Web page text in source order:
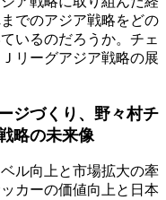
でのアジア戦略をどの
いるのだろうか。チェ
リーグアジア戦略の展
ジづくり、野々村チ
略の未来像
ル向上と市場拡大の牽
カーの価値向上と日本